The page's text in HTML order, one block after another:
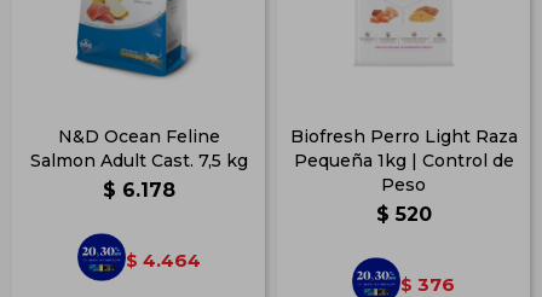
N&D Ocean Feline
Salmon Adult Cast. 7,5 kg
$ 6.178
$ 4.464
Biofresh Perro Light Raza
Pequeña 1kg | Control de
Peso
$ 520
$ 376